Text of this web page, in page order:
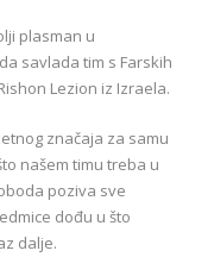
plasman u
savlada tim s Farskih
Lezion iz Izraela.
značaja za samu
našem timu treba u
poziva sve
dođu u što
dalje.